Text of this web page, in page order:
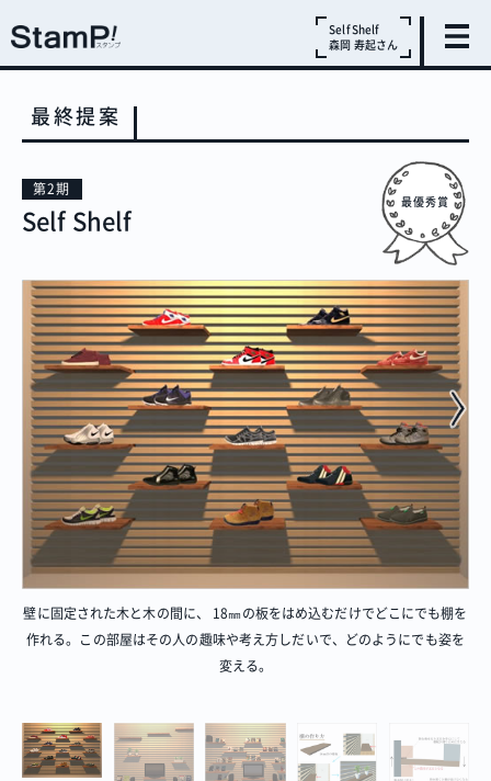
Self Shelf
森岡 寿起さん
最終提案
第2期
Self Shelf
最優秀賞
壁に固定された木と木の間に、 18㎜の板をはめ込むだけでどこにでも棚を
作れる。この部屋はその人の趣味や考え方しだいで、どのようにでも姿を
変える。